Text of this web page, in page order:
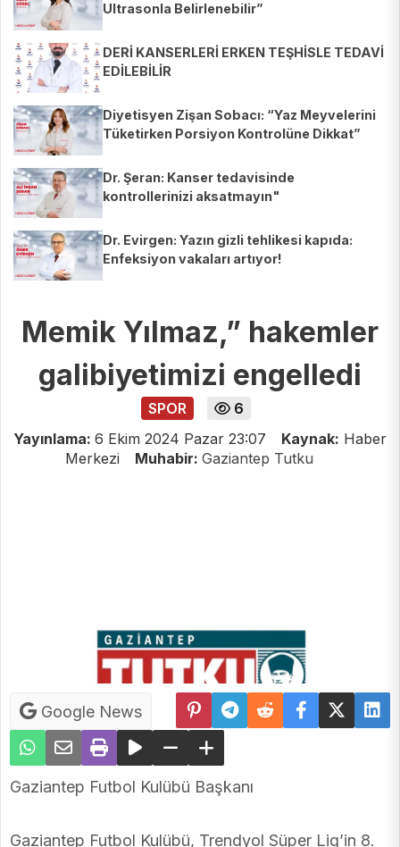
Ultrasonla Belirlenebilir”
DERİ KANSERLERİ ERKEN TEŞHİSLE TEDAVİ
EDİLEBİLİR
Diyetisyen Zişan Sobacı: “Yaz Meyvelerini
Tüketirken Porsiyon Kontrolüne Dikkat”
Dr. Şeran: Kanser tedavisinde
kontrollerinizi aksatmayın"
Dr. Evirgen: Yazın gizli tehlikesi kapıda:
Enfeksiyon vakaları artıyor!
Memik Yılmaz,” hakemler
galibiyetimizi engelledi
SPOR
6
Yayınlama: 6 Ekim 2024 Pazar 23:07 Kaynak: Haber
Merkezi
Muhabir: Gaziantep Tutku
Google News
Gaziantep Futbol Kulübü Başkanı
Gaziantep Futbol Kulübü, Trendyol Süper Lig’in 8.